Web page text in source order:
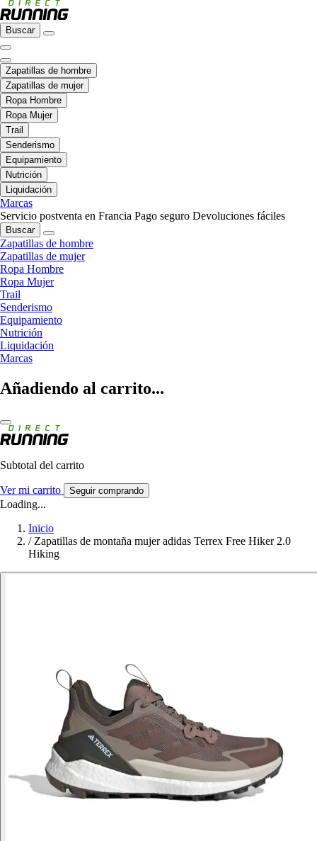
Buscar
Zapatillas de hombre
Zapatillas de mujer
Ropa Hombre
Ropa Mujer
Trail
Senderismo
Equipamiento
Nutrición
Liquidación
Marcas
Servicio postventa en Francia Pago seguro Devoluciones fáciles
Buscar
Zapatillas de hombre
Zapatillas de mujer
Ropa Hombre
Ropa Mujer
Trail
Senderismo
Equipamiento
Nutrición
Liquidación
Marcas
Añadiendo al carrito...
Subtotal del carrito
Ver mi carrito Seguir comprando
Loading...
Inicio
/ Zapatillas de montaña mujer adidas Terrex Free Hiker 2.0
Hiking